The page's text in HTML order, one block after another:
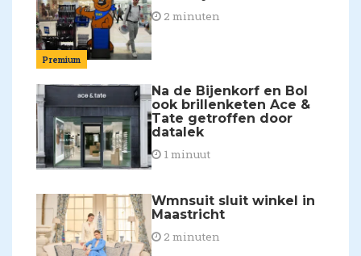
Premium
2 minuten
Na de Bijenkorf en Bol
ook brillenketen Ace &
Tate getroffen door
datalek
1 minuut
Wmnsuit sluit winkel in
Maastricht
2 minuten